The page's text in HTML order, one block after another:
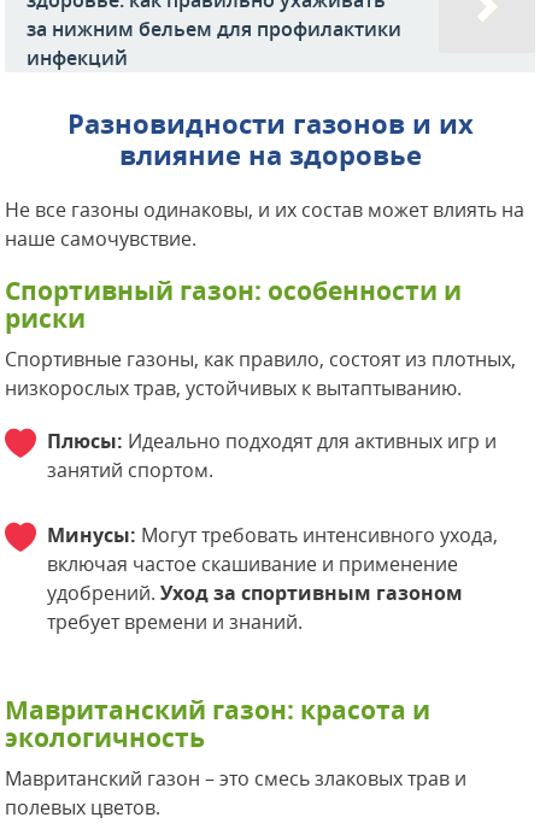
за нижним бельем для профилактики
инфекций
Разновидности газонов и их
влияние на здоровье
Не все газоны одинаковы, и их состав может влиять на
наше самочувствие.
Спортивный газон: особенности и
риски
Спортивные газоны, как правило, состоят из плотных,
низкорослых трав, устойчивых к вытаптыванию.
Плюсы: Идеально подходят для активных игр и
занятий спортом.
Минусы: Могут требовать интенсивного ухода,
включая частое скашивание и применение
удобрений.Уход за спортивным газоном
требует времени и знаний.
Мавританский газон: красота и
экологичность
Мавританский газон – это смесь злаковых трав и
полевых цветов.